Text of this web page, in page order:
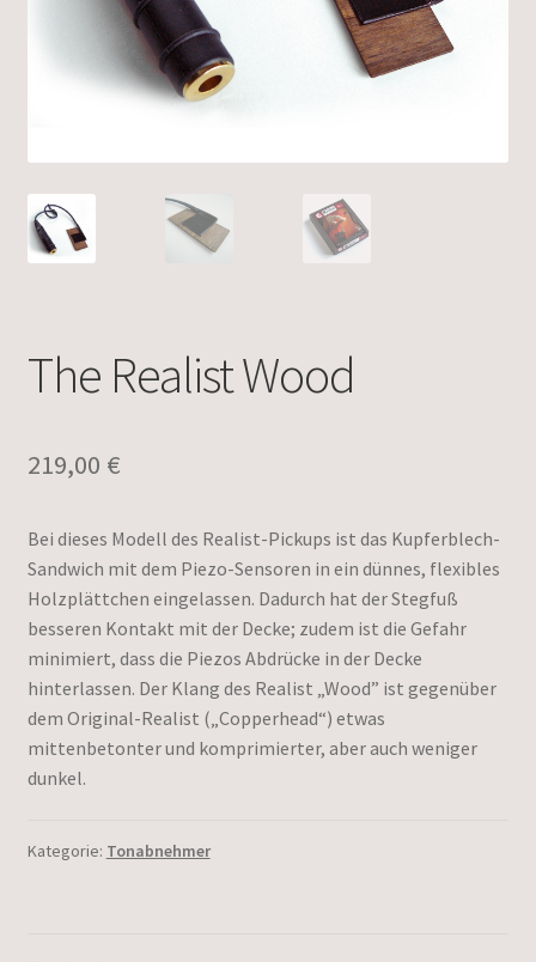
The Realist Wood
219,00 €
Bei dieses Modell des Realist-Pickups ist das Kupferblech-
Sandwich mit dem Piezo-Sensoren in ein dünnes, flexibles
Holzplättchen eingelassen. Dadurch hat der Stegfuß
besseren Kontakt mit der Decke; zudem ist die Gefahr
minimiert, dass die Piezos Abdrücke in der Decke
hinterlassen. Der Klang des Realist „Wood” ist gegenüber
dem Original-Realist („Copperhead“) etwas
mittenbetonter und komprimierter, aber auch weniger
dunkel.
Kategorie: Tonabnehmer